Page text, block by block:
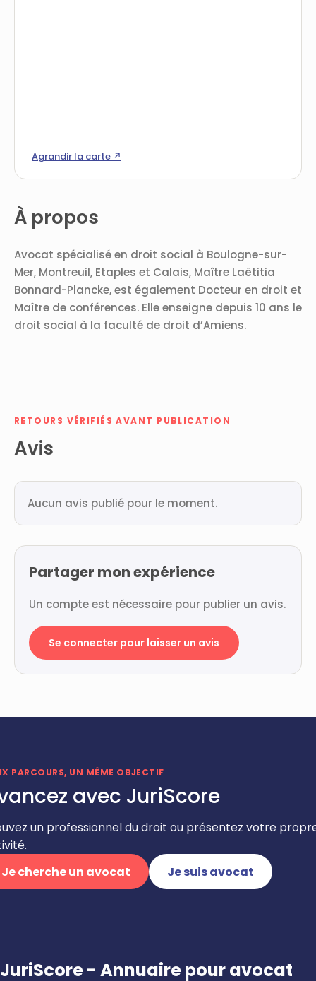
À propos
Avocat spécialisé en droit social à Boulogne-sur-
Mer, Montreuil, Etaples et Calais, Maître Laëtitia
Bonnard-Plancke, est également Docteur en droit et
Maître de conférences. Elle enseigne depuis 10 ans le
droit social à la faculté de droit d’Amiens.
RETOURS VÉRIFIÉS AVANT PUBLICATION
Avis
Aucun avis publié pour le moment.
Partager mon expérience
Un compte est nécessaire pour publier un avis.
Se connecter pour laisser un avis
Agrandir la carte ↗
PARCOURS, UN MÊME OBJECTIF
avec JuriScore
un professionnel du droit ou présentez votre
Je cherche un avocat
Je suis avocat
JuriScore - Annuaire pour avocat